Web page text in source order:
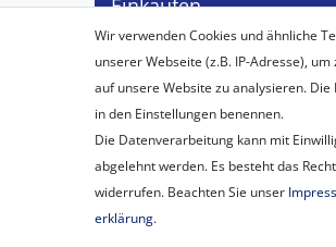
Einkaufen
Zahlungsarten
Versandarten & -kosten
Widerrufsbelehrung
Vertrag widerrufen
Warenkorb
Zur Kasse
Wir verwenden Cookies und ähnliche
unserer Webseite (z.B. IP-Adresse),
auf unsere Website zu analysieren.
in den Einstellungen benennen.
Die Datenverarbeitung kann mit
abgelehnt werden. Es besteht das
widerrufen. Beachten Sie unser
erklärung.